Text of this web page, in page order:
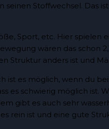
Stoffwechsel. Das
Sport, etc. Hier
wären das
Struktur anders ist und
ist es möglich, wenn du
es schwierig möglich ist.
gibt es auch sehr
rein ist und eine gute